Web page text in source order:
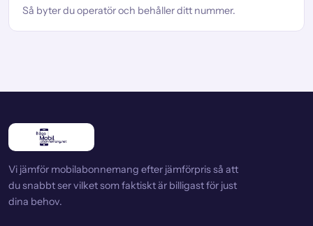
Så byter du operatör och behåller ditt nummer.
Vi jämför mobilabonnemang efter jämförpris så att
du snabbt ser vilket som faktiskt är billigast för just
dina behov.